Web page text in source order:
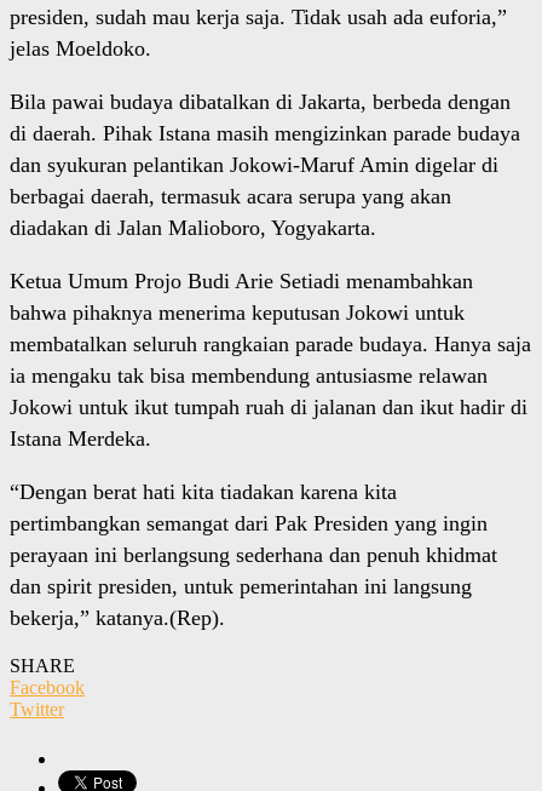
presiden, sudah mau kerja saja. Tidak usah ada euforia,”
jelas Moeldoko.
Bila pawai budaya dibatalkan di Jakarta, berbeda dengan
di daerah. Pihak Istana masih mengizinkan parade budaya
dan syukuran pelantikan Jokowi-Maruf Amin digelar di
berbagai daerah, termasuk acara serupa yang akan
diadakan di Jalan Malioboro, Yogyakarta.
Ketua Umum Projo Budi Arie Setiadi menambahkan
bahwa pihaknya menerima keputusan Jokowi untuk
membatalkan seluruh rangkaian parade budaya. Hanya saja
ia mengaku tak bisa membendung antusiasme relawan
Jokowi untuk ikut tumpah ruah di jalanan dan ikut hadir di
Istana Merdeka.
“Dengan berat hati kita tiadakan karena kita
pertimbangkan semangat dari Pak Presiden yang ingin
perayaan ini berlangsung sederhana dan penuh khidmat
dan spirit presiden, untuk pemerintahan ini langsung
bekerja,” katanya.(Rep).
SHARE
Facebook
Twitter